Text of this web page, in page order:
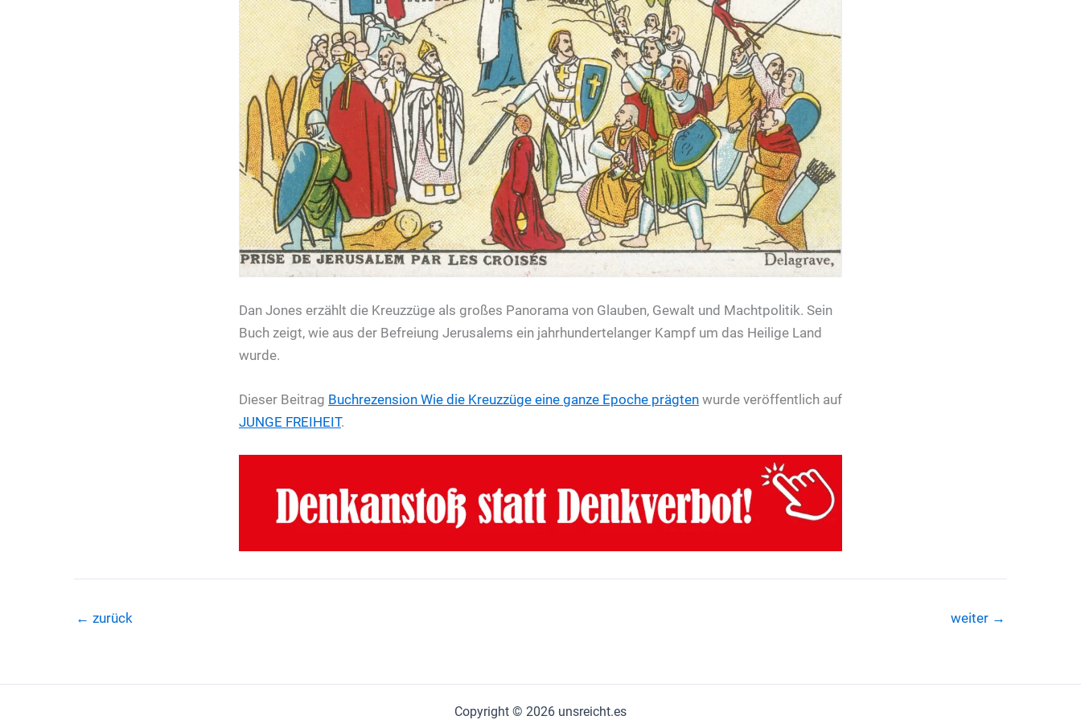
Dan Jones erzählt die Kreuzzüge als großes Panorama von Glauben, Gewalt und Machtpolitik. Sein
Buch zeigt, wie aus der Befreiung Jerusalems ein jahrhundertelanger Kampf um das Heilige Land
wurde.
Dieser Beitrag Buchrezension Wie die Kreuzzüge eine ganze Epoche prägten wurde veröffentlich auf
JUNGE FREIHEIT.
← zurück weiter →
Copyright © 2026 unsreicht.es